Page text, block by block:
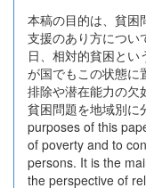
本稿の目的は、貧困
支援のあり方につい
日、相対的貧困と
が国でもこの状態に
排除や潜在能力の欠
貧困問題を地域別に
purposes of this
of poverty and to
persons. It is the
the perspective of